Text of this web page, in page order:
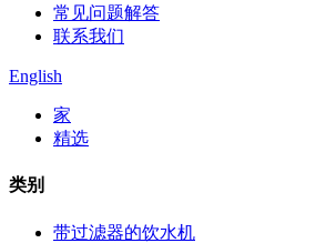
常见问题解答
联系我们
English
家
精选
类别
带过滤器的饮水机